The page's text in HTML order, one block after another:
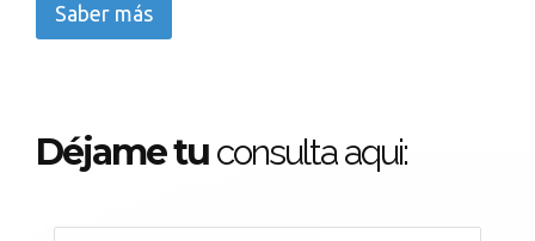
Saber más
Déjame tu consulta aqui: